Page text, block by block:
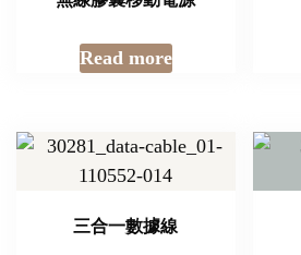
Read more
三合一數據線